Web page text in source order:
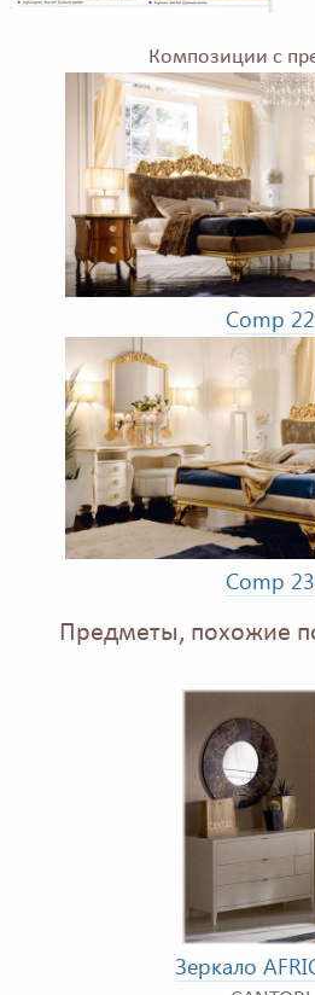
Композиции с
Comp 22
Comp 23
Предметы, похожие
Зеркало